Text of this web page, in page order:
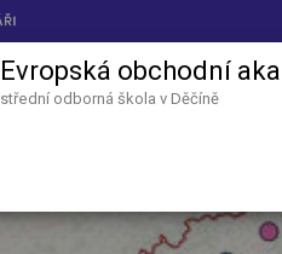
Evropská obchodní
střední odborná škola v Děčíně